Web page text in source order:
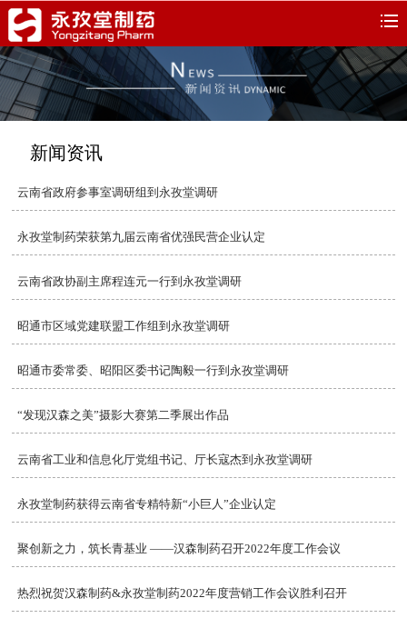
新闻资讯
云南省政府参事室调研组到永孜堂调研
永孜堂制药荣获第九届云南省优强民营企业认定
云南省政协副主席程连元一行到永孜堂调研
昭通市区域党建联盟工作组到永孜堂调研
昭通市委常委、昭阳区委书记陶毅一行到永孜堂调研
“发现汉森之美”摄影大赛第二季展出作品
云南省工业和信息化厅党组书记、厅长寇杰到永孜堂调研
永孜堂制药获得云南省专精特新“小巨人”企业认定
聚创新之力，筑长青基业 ——汉森制药召开2022年度工作会议
热烈祝贺汉森制药&永孜堂制药2022年度营销工作会议胜利召开